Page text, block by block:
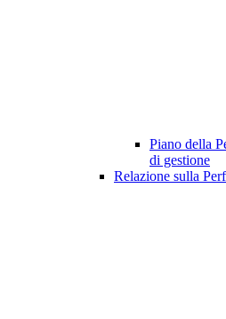
Piano della
di gestione
Relazione sulla